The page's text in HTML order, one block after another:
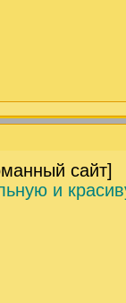
сайт]
и